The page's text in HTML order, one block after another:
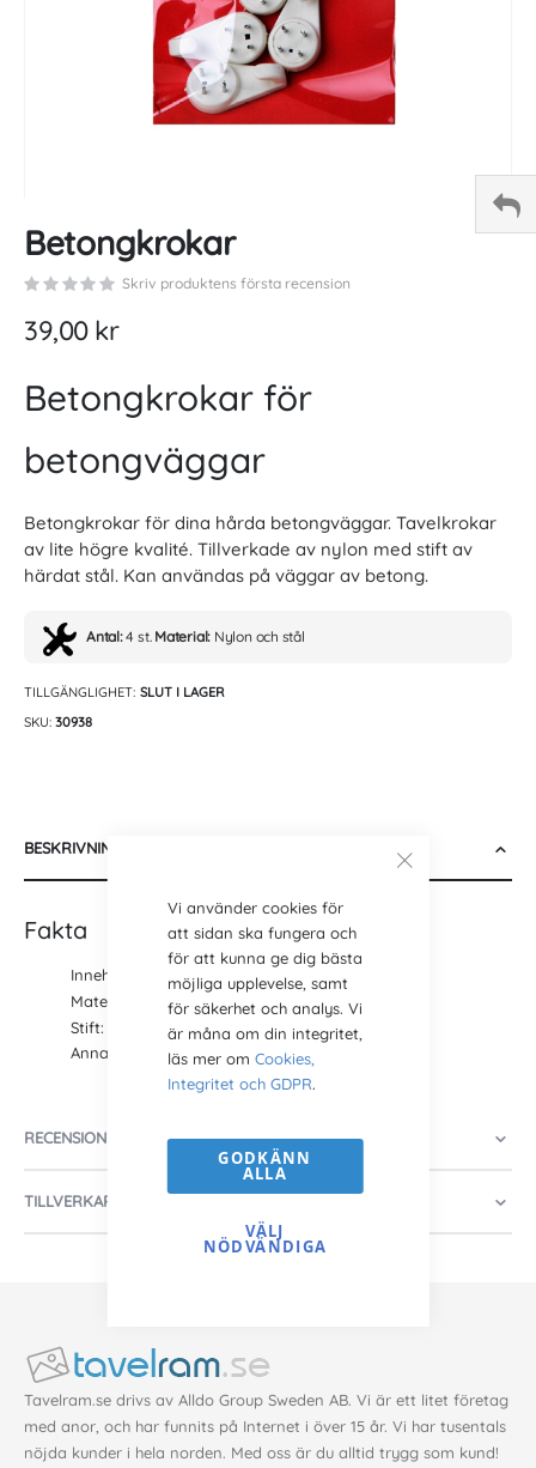
Vi använder cookies för
att sidan ska fungera och
för att kunna ge dig bästa
möjliga upplevelse, samt
för säkerhet och analys. Vi
är måna om din integritet,
läs mer om Cookies,
Integritet och GDPR.
GODKÄNN
ALLA
VÄLJ
NÖDVÄNDIGA
to
the
beginning
the
gallery
Betongkrokar
Skriv produktens första recension
39,00 kr
Betongkrokar för
betongväggar
Betongkrokar för dina hårda betongväggar. Tavelkrokar
av lite högre kvalité. Tillverkade av nylon med stift av
härdat stål. Kan användas på väggar av betong.
Antal:4 st. Material: Nylon och stål
TILLGÄNGLIGHET: SLUT I LAGER
SKU 30938
BESKRIVNING
Fakta
Innehåll: 4 st. betongkrokar
Material: Nylon
Stift: Härdat stål
Annat namn: X-krok
RECENSIONER
TILLVERKARE
Tavelram.se drivs av Alldo Group Sweden AB. Vi är ett litet företag
med anor, och har funnits på Internet i över 15 år. Vi har tusentals
nöjda kunder i hela norden. Med oss är du alltid trygg som kund!